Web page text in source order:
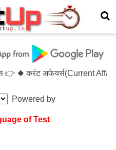
करंट अफेयर्स(Current Affairs)-
Powered by
of Test